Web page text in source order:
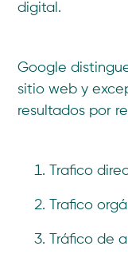
digital.
Google
sitio web y
resultados por
Trafico
Trafico
Tráfico de